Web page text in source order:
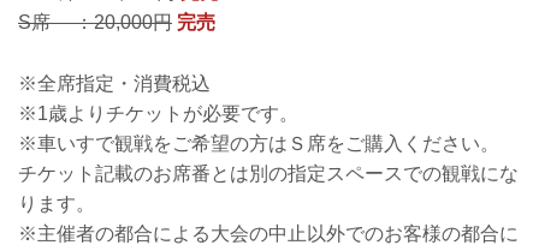
S席 ：20,000円 完売
※全席指定・消費税込
※1歳よりチケットが必要です。
※車いすで観戦をご希望の方はＳ席をご購入ください。
チケット記載のお席番とは別の指定スペースでの観戦にな
ります。
※主催者の都合による大会の中止以外でのお客様の都合に